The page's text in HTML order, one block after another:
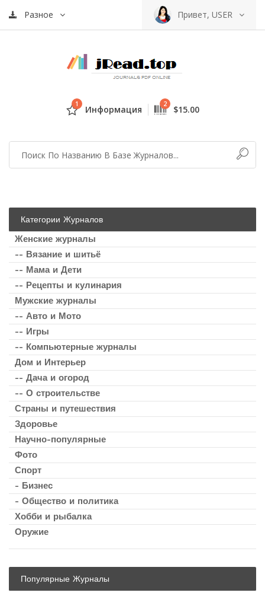
Разное Привет, USER
1 Информация 2 $15.00
Категории Журналов
Женские журналы
-- Вязание и шитьё
-- Мама и Дети
-- Рецепты и кулинария
Мужские журналы
-- Авто и Мото
-- Игры
-- Компьютерные журналы
Дом и Интерьер
-- Дача и огород
-- О строительстве
Страны и путешествия
Здоровье
Научно-популярные
Фото
Спорт
- Бизнес
- Общество и политика
Хобби и рыбалка
Оружие
Популярные Журналы